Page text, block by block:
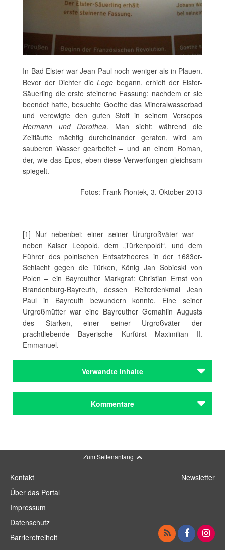
In Bad Elster war Jean Paul noch weniger als in Plauen.
Bevor der Dichter die Loge begann, erhielt der Elster-
Säuerling die erste steinerne Fassung; nachdem er sie
beendet hatte, besuchte Goethe das Mineralwasserbad
und verewigte den guten Stoff in seinem Versepos
Hermann und Dorothea. Man sieht: während die
Zeitläufte mächtig durcheinander geraten, wird am
sauberen Wasser gearbeitet – und an einem Roman,
der, wie das Epos, eben diese Verwerfungen gleichsam
spiegelt.
Fotos: Frank Piontek, 3. Oktober 2013
---------
[1] Nur nebenbei: einer seiner Ururgroßväter war –
neben Kaiser Leopold, dem „Türkenpoldi“, und dem
Führer des polnischen Entsatzheeres in der 1683er-
Schlacht gegen die Türken, König Jan Sobieski von
Polen – ein Bayreuther Markgraf: Christian Ernst von
Brandenburg-Bayreuth, dessen Reiterdenkmal Jean
Paul in Bayreuth bewundern konnte. Eine seiner
Urgroßmütter war eine Bayreuther Gemahlin Augusts
des Starken, einer seiner Urgroßväter der
prachtliebende Bayerische Kurfürst Maximilian II.
Emmanuel.
Verwandte Inhalte
Kommentare
Zum Seitenanfang
Kontakt
Über das Portal
Impressum
Datenschutz
Barrierefreiheit
Newsletter